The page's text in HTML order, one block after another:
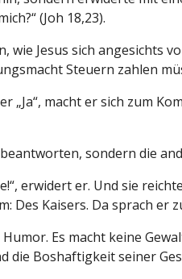
(Joh 18,23).
wie Jesus sich
Steuern zahlen
„Ja“, macht er sich zum
sondern die
erwidert er. Und sie
Des Kaisers. Da sprach er
Es macht keine
die Boshaftigkeit seiner